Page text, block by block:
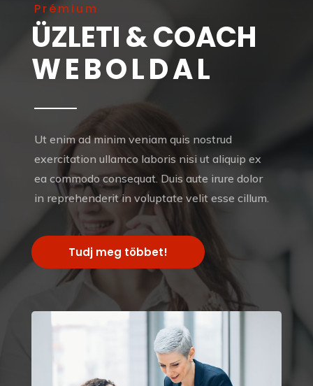
Prémium
ÜZLETI & COACH
WEBOLDAL
Ut enim ad minim veniam quis nostrud
exercitation ullamco laboris nisi ut aliquip ex
ea commodo consequat. Duis aute irure dolor
in reprehenderit in voluptate velit esse cillum.
Tudj meg többet!